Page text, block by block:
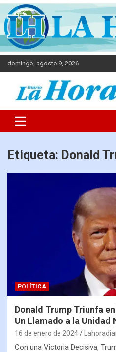
domingo, agosto 9, 2026
Diario La Hora
Etiqueta: Donald
POLÍTICA
Donald Trump Triunfa
Un Llamado a la Unidad
16 de enero de 2024
Con una Victoria Decisiva,